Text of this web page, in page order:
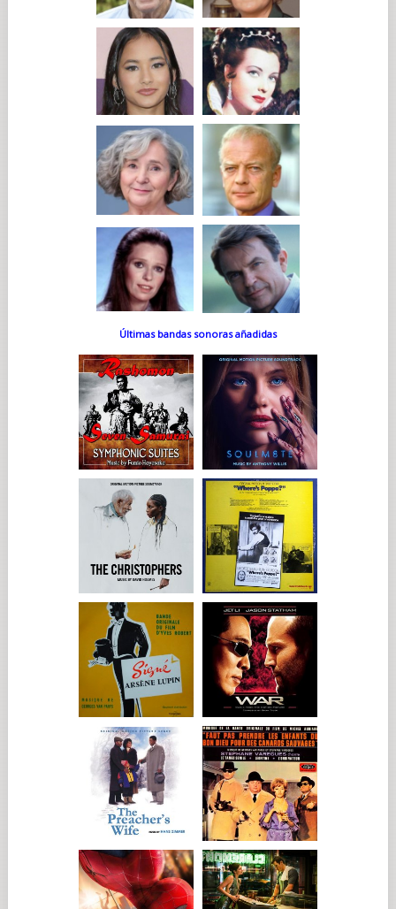
Últimas bandas sonoras añadidas